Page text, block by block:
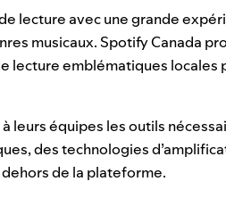
lecture avec une grande
musicaux. Spotify Canada
lecture emblématiques
leurs équipes les outils
des technologies
de la plateforme.